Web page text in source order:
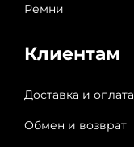
Ремни
Клиентам
Доставка и оплата
Обмен и возврат